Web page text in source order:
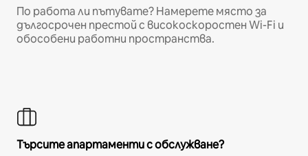
По работа ли пътувате? Намерете място за
дългосрочен престой с високоскоростен Wi-Fi и
обособени работни пространства.
Търсите апартаменти с обслужване?